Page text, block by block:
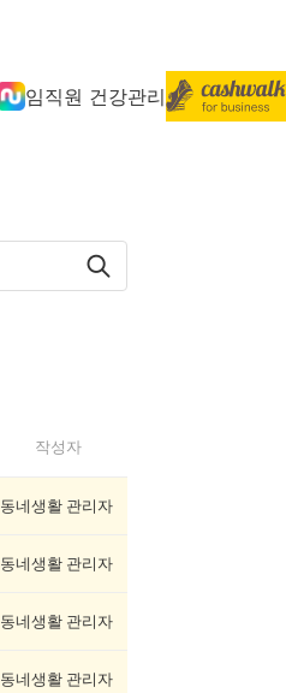
임직원 건강관리
작성자
동네생활 관리자
동네생활 관리자
동네생활 관리자
동네생활 관리자